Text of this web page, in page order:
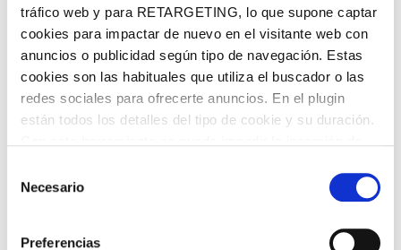
tráfico web y para RETARGETING, lo que supone captar
cookies para impactar de nuevo en el visitante web con
anuncios o publicidad según tipo de navegación. Estas
cookies son las habituales que utiliza el buscador o las
redes sociales para ofrecerte anuncios. En el plugin
están todos los detalles del tipo de cookie y su duración.
la web aparece cómo evitar las cookies en el navegador.
Si se desea ver otra vez esta notificación navegar en
privado y aparecerá de nuevo. Le informamos que aún
Necesario
Preferencias
Dulcemente auténtico: el nuevo
edulcorante vegetal de turrones Virginias
añadidos Si algo tenemos claro en Virginias es que